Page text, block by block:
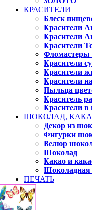
КРАСИТЕЛИ
Блеск
Красители
Красители
Красители
Красители
Красители
Красители
Пыльца
Краситель
Красители в
ШОКОЛАД,
Декор из
Фигурки
Велюр
Шоколад
Какао и
Шоколадная
ПЕЧАТЬ